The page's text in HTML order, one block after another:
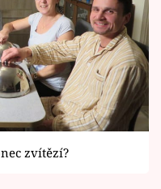
Vary
zvítězí?